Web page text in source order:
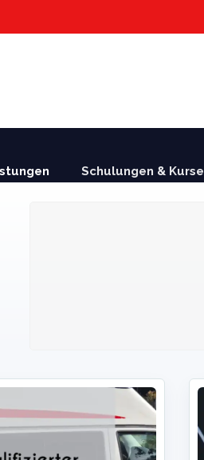
Schulungen & Kurse